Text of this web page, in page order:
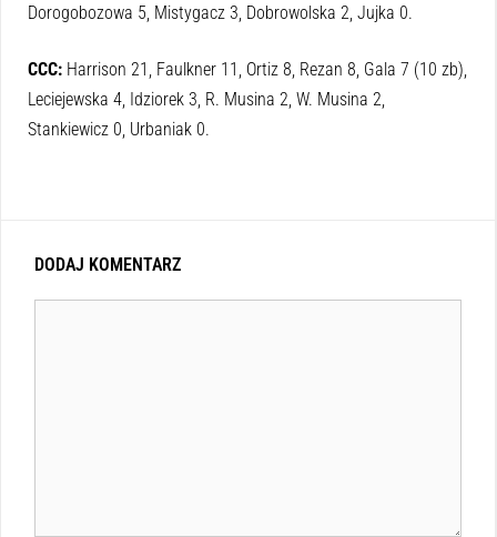
Dorogobozowa 5, Mistygacz 3, Dobrowolska 2, Jujka 0.
CCC: Harrison 21, Faulkner 11, Ortiz 8, Rezan 8, Gala 7 (10 zb),
Leciejewska 4, Idziorek 3, R. Musina 2, W. Musina 2,
Stankiewicz 0, Urbaniak 0.
DODAJ KOMENTARZ